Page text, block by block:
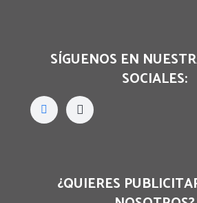
SÍGUENOS EN
SOCIALES:
¿QUIERES